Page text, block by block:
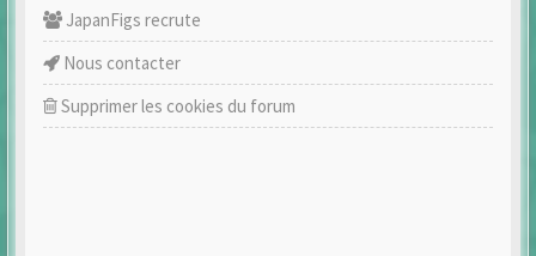
JapanFigs recrute
Nous contacter
Supprimer les cookies du forum